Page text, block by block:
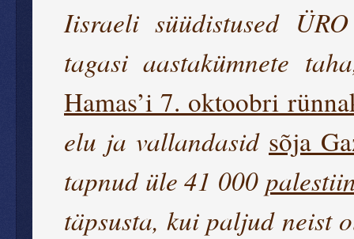
Iisraeli süüdistused
tagasi aastakümnete
Hamas’i 7. oktoobri
elu ja vallandasid sõja
tapnud üle 41 000
täpsusta, kui paljud neist